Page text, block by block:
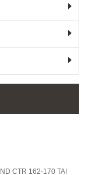
CTR 162-170 TAI